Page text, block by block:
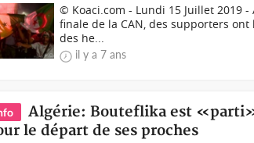
© Koaci.com - Lundi 15 Juillet 2019
finale de la CAN, des supporters
des he...
il y a 7 ans
Algérie: Bouteflika est
le départ de ses proches